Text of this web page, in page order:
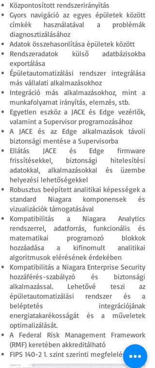
Központosított rendszerirányítás
Gyors navigáció az egyes épületek között
címkék használatával a problémák
diagnosztizálásához
Adatok összehasonlítása épületek között
Rendszeradatok külső adatbázisokba
exportálása
Épületautomatizálási rendszer integrálása
más vállalati alkalmazásokhoz
Integráció más alkalmazásokhoz, mint a
munkafolyamat irányítás, elemzés, stb.
Egyetlen eszköz a JACE és Edge vezérlők,
valamint a Supervisor programozásához
A JACE és az Edge alkalmazások távoli
biztonsági mentése a Supervisorba
Ellátás JACE és Edge firmware
frissítésekkel, biztonsági hitelesítési
adatokkal, alkalmazásokkal és üzembe
helyezési lehetőségekkel
Robusztus beépített analitikai képességek a
standard Niagara komponensek és
vizualizációk támogatásával
Kompatibilitás a Niagara Analytics
rendszerrel, adatforrás, funkcionális és
matematikai programozó blokkok
hozzáadása a kifinomult analitikai
algoritmusok elérésének érdekében
Kompatibilitás a Niagara Enterprise Security
hozzáférés-szabályzó és biztonsági
alkalmazással. Lehetővé teszi az
épületautomatizálási rendszer és a
beléptetés integrációjának
energiatakarékosságát és a műveletek
optimalizálását.
A Federal Risk Management Framework
(RMF) keretében akkreditálható
FIPS 140-2 1. szint szerinti megfelelés